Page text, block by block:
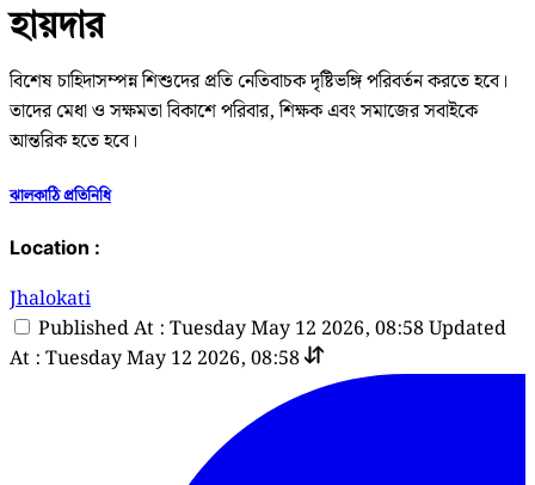
হায়দার
বিশেষ চাহিদাসম্পন্ন শিশুদের প্রতি নেতিবাচক দৃষ্টিভঙ্গি পরিবর্তন করতে হবে।
তাদের মেধা ও সক্ষমতা বিকাশে পরিবার, শিক্ষক এবং সমাজের সবাইকে
আন্তরিক হতে হবে।
ঝালকাঠি প্রতিনিধি
Location :
Jhalokati
Published At : Tuesday May 12 2026, 08:58Updated
At : Tuesday May 12 2026, 08:58